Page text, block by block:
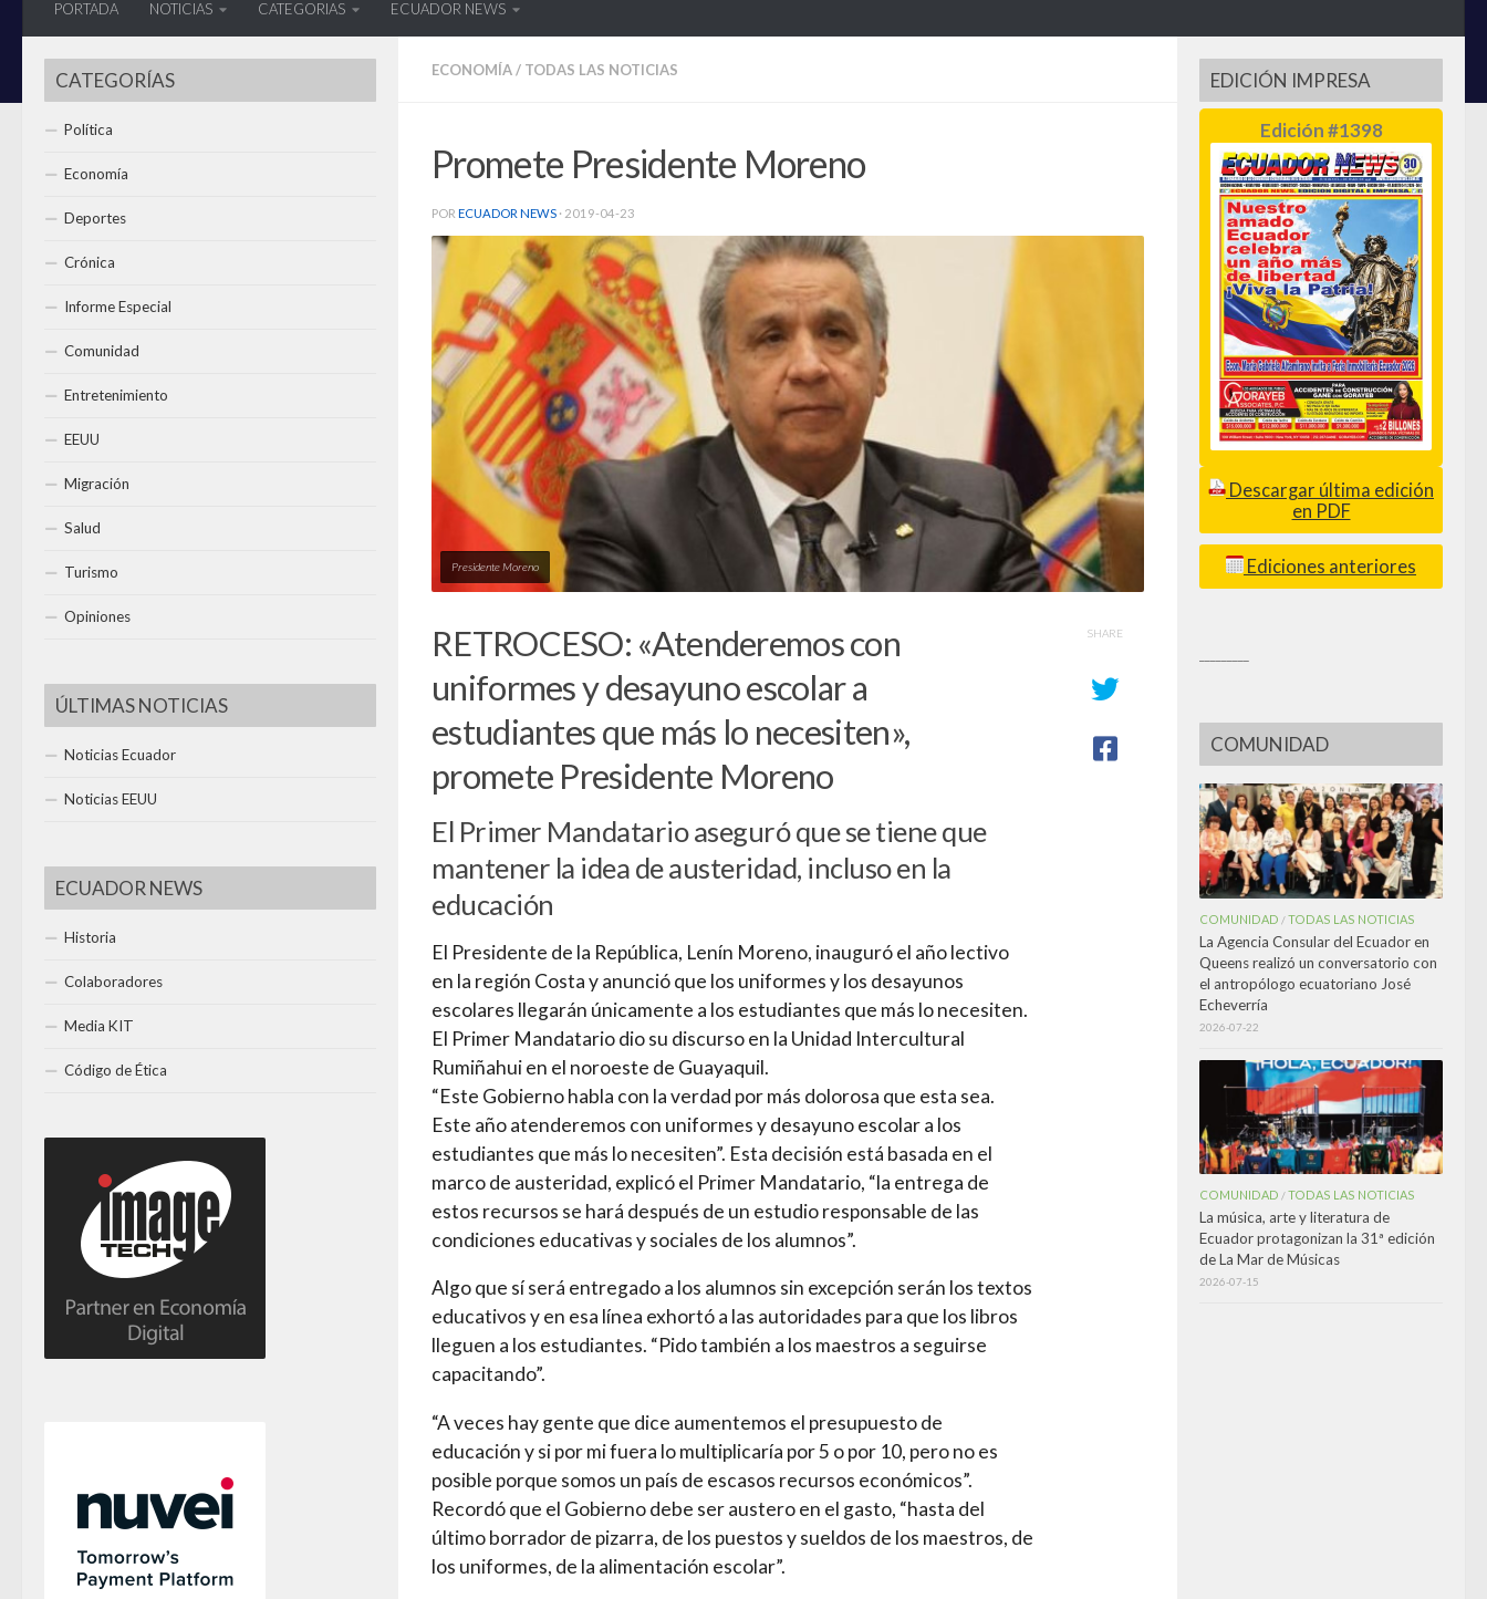
PORTADA NOTICIAS CATEGORIAS ECUADOR NEWS
ECONOMÍA/ TODAS LAS NOTICIAS
Promete Presidente Moreno
POR ECUADOR NEWS · 2019-04-23
Presidente Moreno
RETROCESO: «Atenderemos con
uniformes y desayuno escolar a
estudiantes que más lo necesiten»,
promete Presidente Moreno
El Primer Mandatario aseguró que se tiene que
mantener la idea de austeridad, incluso en la
educación
El Presidente de la República, Lenín Moreno, inauguró el año lectivo
en la región Costa y anunció que los uniformes y los desayunos
escolares llegarán únicamente a los estudiantes que más lo necesiten.
El Primer Mandatario dio su discurso en la Unidad Intercultural
Rumiñahui en el noroeste de Guayaquil.
“Este Gobierno habla con la verdad por más dolorosa que esta sea.
Este año atenderemos con uniformes y desayuno escolar a los
estudiantes que más lo necesiten”. Esta decisión está basada en el
marco de austeridad, explicó el Primer Mandatario, “la entrega de
estos recursos se hará después de un estudio responsable de las
condiciones educativas y sociales de los alumnos”.
Algo que sí será entregado a los alumnos sin excepción serán los textos
educativos y en esa línea exhortó a las autoridades para que los libros
lleguen a los estudiantes. “Pido también a los maestros a seguirse
capacitando”.
“A veces hay gente que dice aumentemos el presupuesto de
educación y si por mi fuera lo multiplicaría por 5 o por 10, pero no es
posible porque somos un país de escasos recursos económicos”.
Recordó que el Gobierno debe ser austero en el gasto, “hasta del
último borrador de pizarra, de los puestos y sueldos de los maestros, de
los uniformes, de la alimentación escolar”.
SHARE
CATEGORÍAS
Política
Economía
Deportes
Crónica
Informe Especial
Comunidad
Entretenimiento
EEUU
Migración
Salud
Turismo
Opiniones
ÚLTIMAS NOTICIAS
Noticias Ecuador
Noticias EEUU
ECUADOR NEWS
Historia
Colaboradores
Media KIT
Código de Ética
EDICIÓN IMPRESA
Edición #1398
Descargar última edición
en PDF
Ediciones anteriores
COMUNIDAD
COMUNIDAD /TODAS LAS NOTICIAS
La Agencia Consular del Ecuador en
Queens realizó un conversatorio con
el antropólogo ecuatoriano José
Echeverría
2026-07-22
COMUNIDAD /TODAS LAS NOTICIAS
La música, arte y literatura de
Ecuador protagonizan la 31ª edición
de La Mar de Músicas
2026-07-15